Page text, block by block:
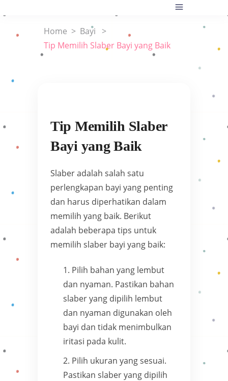
Home > Bayi
>
Tip Memilih Slaber Bayi yang Baik
Tip Memilih Slaber
Bayi yang Baik
Slaber adalah salah satu
perlengkapan bayi yang penting
dan harus diperhatikan dalam
memilih yang baik. Berikut
adalah beberapa tips untuk
memilih slaber bayi yang baik:
Pilih bahan yang lembut
dan nyaman. Pastikan bahan
slaber yang dipilih lembut
dan nyaman digunakan oleh
bayi dan tidak menimbulkan
iritasi pada kulit.
Pilih ukuran yang sesuai.
Pastikan slaber yang dipilih